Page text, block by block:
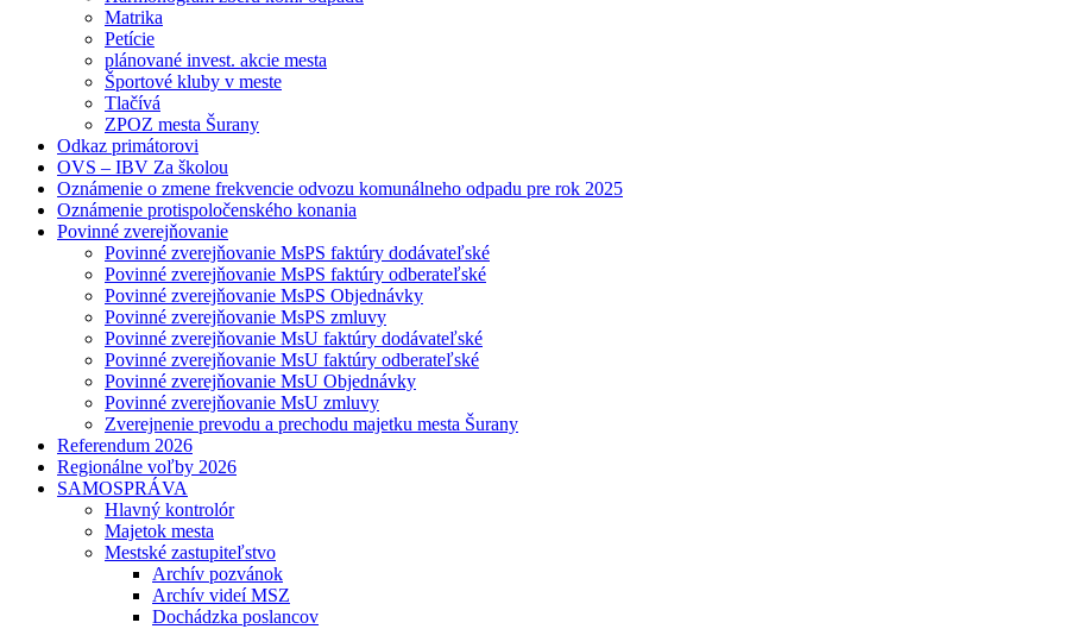
Matrika
Petície
plánované invest. akcie mesta
Športové kluby v meste
Tlačívá
ZPOZ mesta Šurany
Odkaz primátorovi
OVS – IBV Za školou
Oznámenie o zmene frekvencie odvozu komunálneho odpadu pre rok 2025
Oznámenie protispoločenského konania
Povinné zverejňovanie
Povinné zverejňovanie MsPS faktúry dodávateľské
Povinné zverejňovanie MsPS faktúry odberateľské
Povinné zverejňovanie MsPS Objednávky
Povinné zverejňovanie MsPS zmluvy
Povinné zverejňovanie MsU faktúry dodávateľské
Povinné zverejňovanie MsU faktúry odberateľské
Povinné zverejňovanie MsU Objednávky
Povinné zverejňovanie MsU zmluvy
Zverejnenie prevodu a prechodu majetku mesta Šurany
Referendum 2026
Regionálne voľby 2026
SAMOSPRÁVA
Hlavný kontrolór
Majetok mesta
Mestské zastupiteľstvo
Archív pozvánok
Archív videí MSZ
Dochádzka poslancov